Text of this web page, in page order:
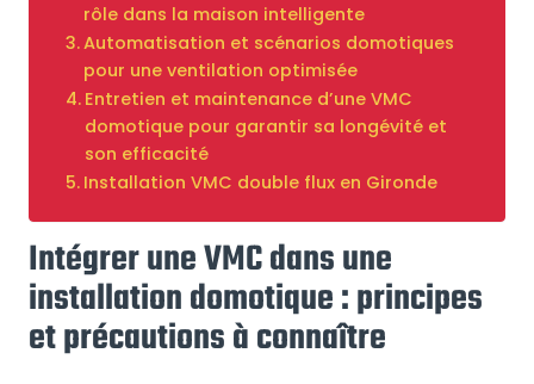
rôle dans la maison intelligente
Automatisation et scénarios domotiques
pour une ventilation optimisée
Entretien et maintenance d’une VMC
domotique pour garantir sa longévité et
son efficacité
Installation VMC double flux en Gironde
Intégrer une VMC dans une
installation domotique : principes
et précautions à connaître